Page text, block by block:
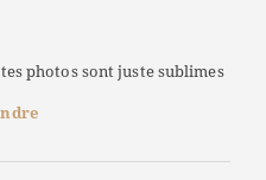
photos sont juste sublimes